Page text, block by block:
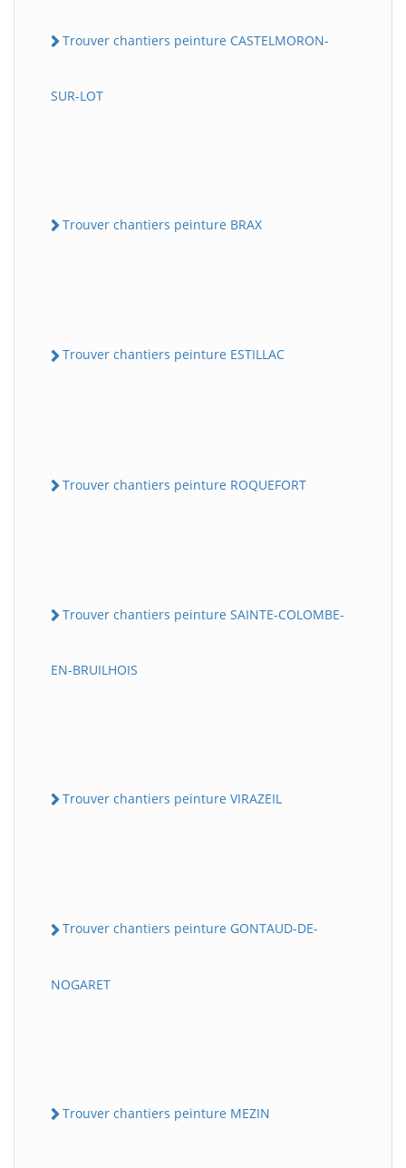
Trouver chantiers peinture CASTELMORON-
SUR-LOT
Trouver chantiers peinture BRAX
Trouver chantiers peinture ESTILLAC
Trouver chantiers peinture ROQUEFORT
Trouver chantiers peinture SAINTE-COLOMBE-
EN-BRUILHOIS
Trouver chantiers peinture VIRAZEIL
Trouver chantiers peinture GONTAUD-DE-
NOGARET
Trouver chantiers peinture MEZIN